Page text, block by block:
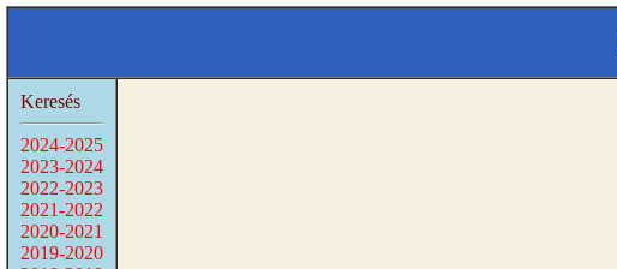
Keresés
2024-2025
2023-2024
2022-2023
2021-2022
2020-2021
2019-2020